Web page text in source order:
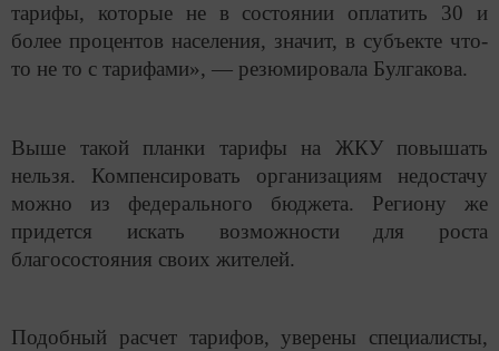
тарифы, которые не в состоянии оплатить 30 и
более процентов населения, значит, в субъекте что-
то не то с тарифами», — резюмировала Булгакова.
Выше такой планки тарифы на ЖКУ повышать
нельзя. Компенсировать организациям недостачу
можно из федерального бюджета. Региону же
придется искать возможности для роста
благосостояния своих жителей.
Подобный расчет тарифов, уверены специалисты,